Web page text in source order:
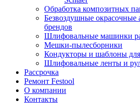
Обработка композитных
Безвоздушные окрасочные
брендов
Шлифовальные машинки
Мешки-пылесборники
Кондукторы и шаблоны
Шлифовальные ленты и
Рассрочка
Ремонт Festool
О компании
Контакты